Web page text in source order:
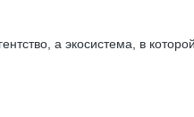
а экосистема, в